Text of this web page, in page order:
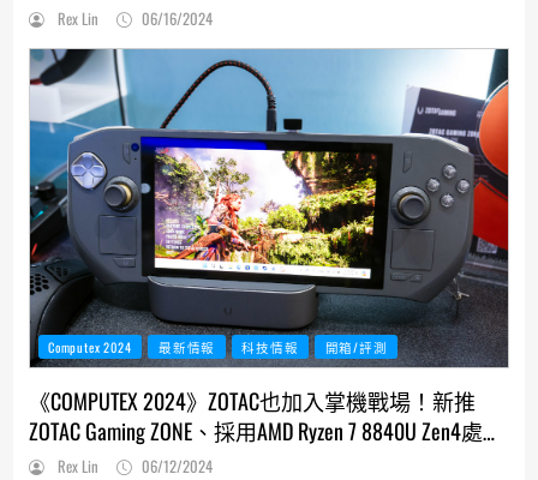
Rex Lin 06/16/2024
Computex 2024 最新情報 科技情報 開箱/評測
《COMPUTEX 2024》ZOTAC也加入掌機戰場！新推
ZOTAC Gaming ZONE、採用AMD Ryzen 7 8840U Zen4處理
器
Rex Lin 06/12/2024